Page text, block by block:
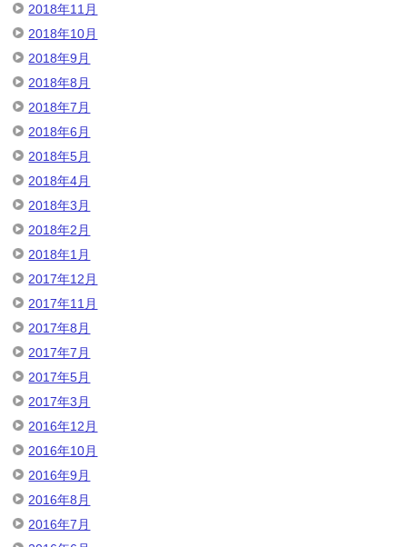
2018年11月
2018年10月
2018年9月
2018年8月
2018年7月
2018年6月
2018年5月
2018年4月
2018年3月
2018年2月
2018年1月
2017年12月
2017年11月
2017年8月
2017年7月
2017年5月
2017年3月
2016年12月
2016年10月
2016年9月
2016年8月
2016年7月